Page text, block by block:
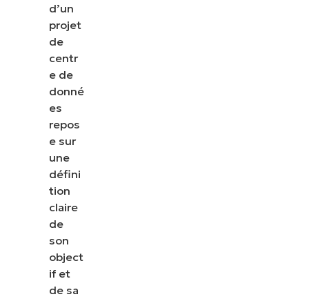
d’un
projet
de
centr
e de
donné
es
repos
e sur
une
défini
tion
claire
de
son
object
if et
de sa